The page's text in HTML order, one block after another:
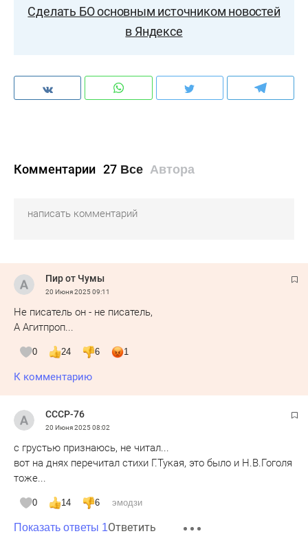
Сделать БО основным источником новостей
в Яндексе
Комментарии 27 Все Автора
Пир от Чумы
20 Июня 202509:11
Не писатель он - не писатель,
А Агитпроп...
0 24 6 1
К комментарию
СССР-76
20 Июня 202508:02
с грустью признаюсь, не читал...
вот на днях перечитал стихи Г.Тукая, это было и Н.В.Гоголя
тоже...
0 14 6 эмодзи
Показать ответы 1Ответить